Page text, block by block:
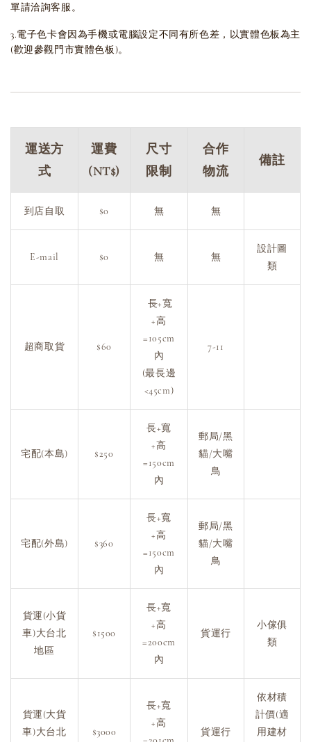
單請洽詢客服。
3.電子色卡會因為手機或電腦設定不同有所色差，以實體色板為主
(歡迎參觀門市實體色板)。
運送方
式
運費
(NT$)
尺寸
限制
合作
物流
備註
到店自取 $0 無 無
E-mail $0 無 無
設計圖
類
超商取貨 $60
長+寬
+高
=105cm
內
(最長邊
<45cm)
7-11
宅配(本島) $250
長+寬
+高
=150cm
內
郵局/黑
貓/大嘴
鳥
宅配(外島) $360
長+寬
+高
=150cm
內
郵局/黑
貓/大嘴
鳥
貨運(小貨
車)大台北
地區
$1500
長+寬
+高
=200cm
內
貨運行
小傢俱
類
貨運(大貨
車)大台北
$3000
長+寬
+高
貨運行
依材積
計價(適
用建材